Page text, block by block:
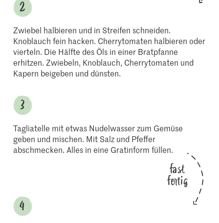
Zwiebel halbieren und in Streifen schneiden.
Knoblauch fein hacken. Cherrytomaten halbieren oder
vierteln. Die Hälfte des Öls in einer Bratpfanne
erhitzen. Zwiebeln, Knoblauch, Cherrytomaten und
Kapern beigeben und dünsten.
Tagliatelle mit etwas Nudelwasser zum Gemüse
geben und mischen. Mit Salz und Pfeffer
abschmecken. Alles in eine Gratinform füllen.
fast
fertig